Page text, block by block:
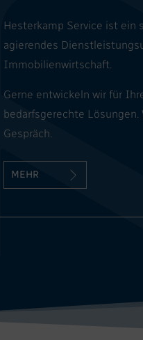
Hesterkamp Service ist ein
agierendes
Immobilienwirtschaft.
Gerne entwickeln wir für
bedarfsgerechte
Gespräch.
MEHR